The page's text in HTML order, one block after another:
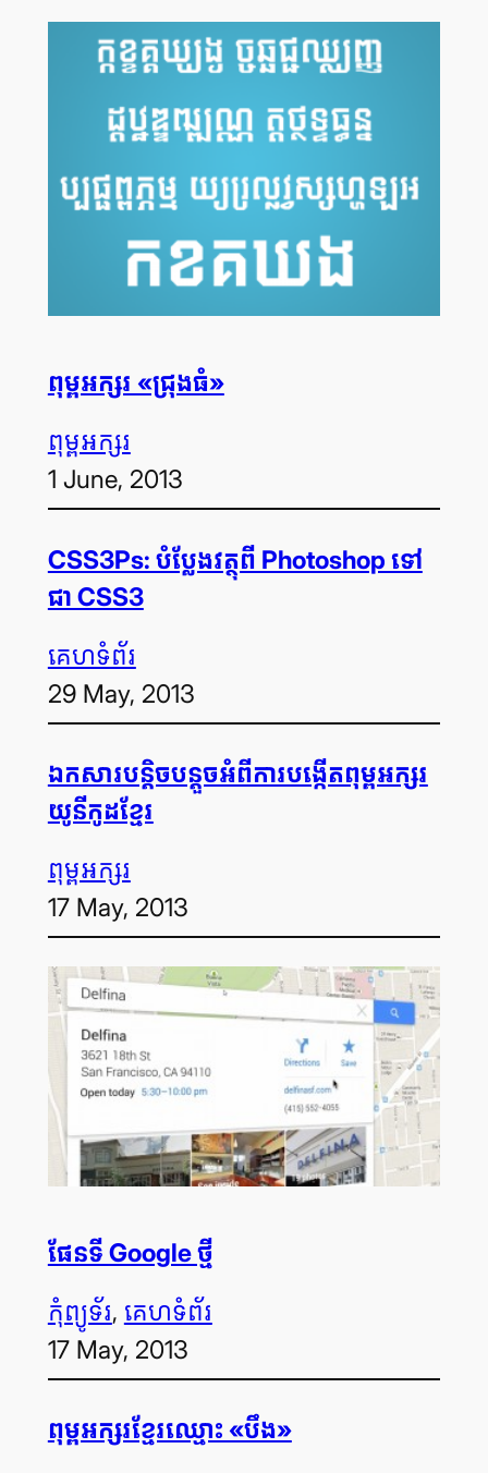
ពុម្ព​អក្សរ «ជ្រុង​ធំ»
ពុម្ព​អក្សរ
1 June, 2013
CSS3Ps: បំប្លែង​វត្ថុ​ពី Photoshop ទៅ​
ជា CSS3
គេហទំព័រ
29 May, 2013
ឯកសារ​បន្តិច​បន្តួច​អំពី​ការ​បង្កើត​ពុម្ព​អក្សរ​
យូនីកូដ​ខ្មែរ
ពុម្ព​អក្សរ
17 May, 2013
ផែន​ទី Google ថ្មី
កុំព្យូទ័រ, គេហទំព័រ
17 May, 2013
ពុម្ព​អក្សរ​ខ្មែរ​ឈ្មោះ «បឹង»